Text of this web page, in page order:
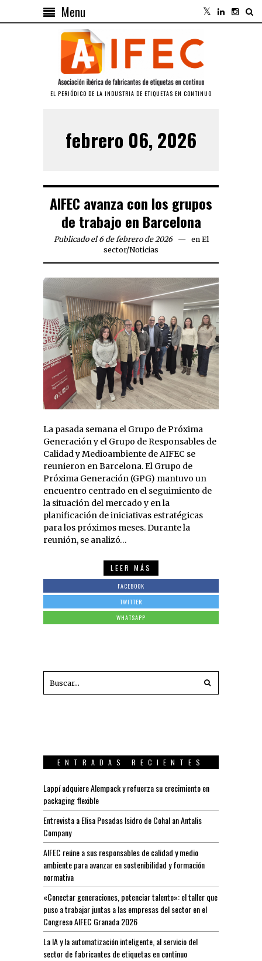
Menu
EL PERIÓDICO DE LA INDUSTRIA DE ETIQUETAS EN CONTINUO
febrero 06, 2026
AIFEC avanza con los grupos
de trabajo en Barcelona
Publicado el 6 de febrero de 2026 en El
sector/Noticias
La pasada semana el Grupo de Próxima
Generación y el Grupo de Responsables de
Calidad y Medioambiente de AIFEC se
reunieron en Barcelona. El Grupo de
Próxima Generación (GPG) mantuvo un
encuentro centrado en el seguimiento de
la situación del mercado y en la
planificación de iniciativas estratégicas
para los próximos meses. Durante la
reunión, se analizó…
LEER MÁS
FACEBOOK
TWITTER
WHATSAPP
ENTRADAS RECIENTES
Lappí adquiere Alempack y refuerza su crecimiento en
packaging flexible
Entrevista a Elisa Posadas Isidro de Cohal an Antalis
Company
AIFEC reúne a sus responsables de calidad y medio
ambiente para avanzar en sostenibilidad y formación
normativa
«Conectar generaciones, potenciar talento»: el taller que
puso a trabajar juntas a las empresas del sector en el
Congreso AIFEC Granada 2026
La IA y la automatización inteligente, al servicio del
sector de fabricantes de etiquetas en continuo